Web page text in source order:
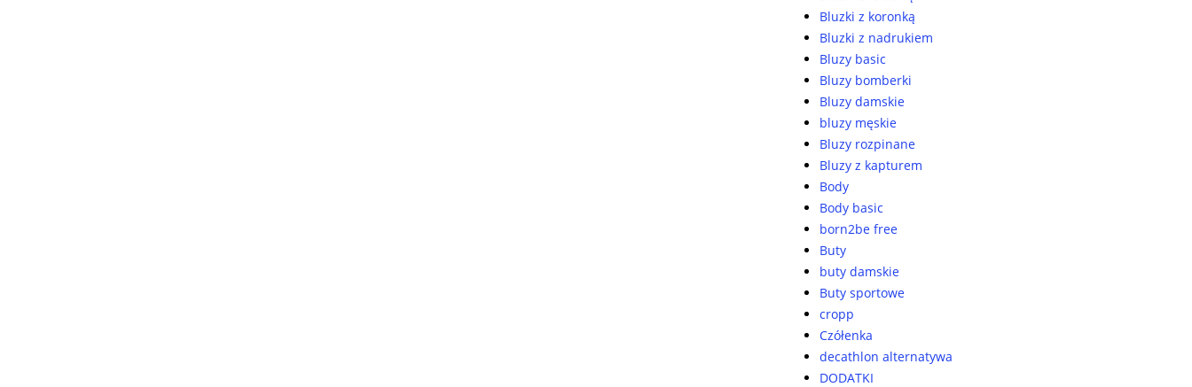
Bluzki z koronką
Bluzki z nadrukiem
Bluzy basic
Bluzy bomberki
Bluzy damskie
bluzy męskie
Bluzy rozpinane
Bluzy z kapturem
Body
Body basic
born2be free
Buty
buty damskie
Buty sportowe
cropp
Czółenka
decathlon alternatywa
DODATKI